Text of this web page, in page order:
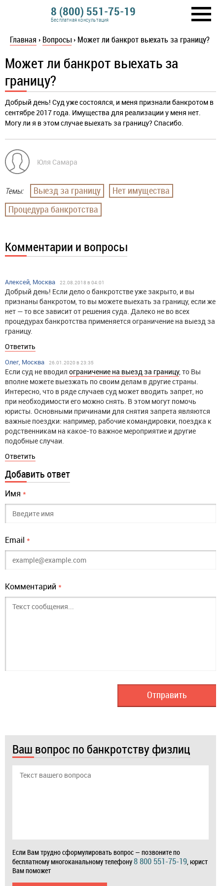
8 (800) 551-75-19
Бесплатная консультация
Главная › Вопросы › Может ли банкрот выехать за границу?
Может ли банкрот выехать за
границу?
Добрый день! Суд уже состоялся, и меня признали банкротом в
сентябре 2017 года. Имущества для реализации у меня нет.
Могу ли я в этом случае выехать за границу? Спасибо.
Юля Самара
Темы: Выезд за границу
Нет имущества
Процедура банкротства
Комментарии и вопросы
Алексей, Москва 22.08.2018 в 04:01
Добрый день! Если дело о банкротстве уже закрыто, и вы
признаны банкротом, то вы можете выехать за границу, если же
нет — то все зависит от решения суда. Далеко не во всех
процедурах банкротства применяется ограничение на выезд за
границу.
Ответить
Олег, Москва 26.01.2020 в 23:35
Если суд не вводил ограничение на выезд за границу, то Вы
вполне можете выезжать по своим делам в другие страны.
Интересно, что в ряде случаев суд может вводить запрет, но
при необходимости его можно снять. В этом могут помочь
юристы. Основными причинами для снятия запрета являются
важные поездки: например, рабочие командировки, поездка к
родственникам на какое-то важное мероприятие и другие
подобные случаи.
Ответить
Добавить ответ
Имя *
Email *
Комментарий *
Ваш вопрос по банкротству физлиц
Если Вам трудно сформулировать вопрос — позвоните по
бесплатному многоканальному телефону8 800 551-75-19, юрист
Вам поможет